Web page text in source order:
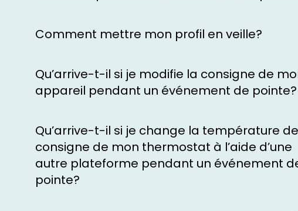
Comment mettre mon profil en veille?
Qu’arrive-t-il si je modifie la consigne de
appareil pendant un événement de pointe?
Qu’arrive-t-il si je change la température de
consigne de mon thermostat à l’aide d’une
autre plateforme pendant un événement
pointe?